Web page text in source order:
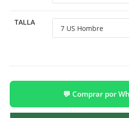
TALLA
💬 Comprar por